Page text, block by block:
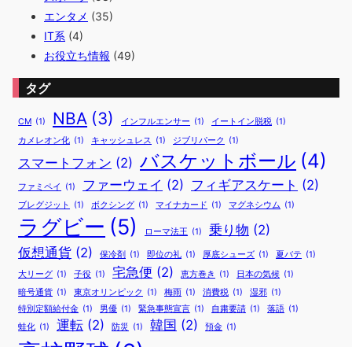
エンタメ (35)
IT系 (4)
お役立ち情報 (49)
タグ
CM (1) NBA (3) インフルエンサー (1) イートイン脱税 (1)
カメレオン化 (1) キャッシュレス (1) ジブリパーク (1)
スマートフォン (2) バスケットボール (4)
ファミペイ (1) ファーウェイ (2) フィギアスケート (2)
ブレグジット (1) ボクシング (1) マイナカード (1) マグネシウム (1)
ラグビー (5) ローマ法王 (1) 乗り物 (2)
仮想通貨 (2) 保冷剤 (1) 即位の礼 (1) 厚底シューズ (1) 夏バテ (1)
大リーグ (1) 子役 (1) 宅急便 (2) 恵方巻き (1) 日本の気候 (1)
暗号通貨 (1) 東京オリンピック (1) 梅雨 (1) 消費税 (1) 湿邪 (1)
特別定額給付金 (1) 男優 (1) 緊急事態宣言 (1) 自粛要請 (1) 落語 (1)
蛙化 (1) 運転 (2) 防災 (1) 韓国 (2) 預金 (1)